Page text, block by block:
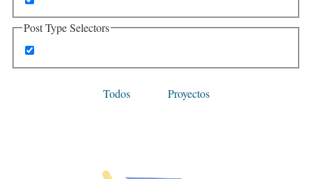
Post Type Selectors
Todos Proyectos